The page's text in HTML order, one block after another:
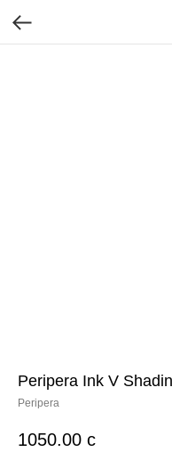
Peripera Ink V
Peripera
1050.00 с